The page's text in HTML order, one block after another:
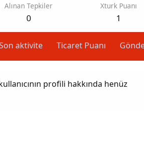
Alınan Tepkiler
0
Xturk Puanı
1
aktivite Ticaret Puanı
profili hakkında henüz